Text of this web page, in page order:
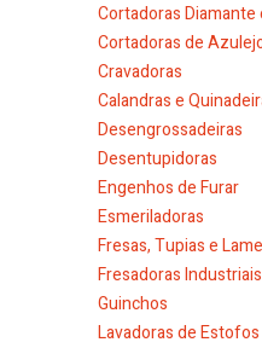
Cortadoras Diamante
Cortadoras de
Cravadoras
Calandras e
Desengrossadeiras
Desentupidoras
Engenhos de Furar
Esmeriladoras
Fresas, Tupias e
Fresadoras Industriais
Guinchos
Lavadoras de Estofos